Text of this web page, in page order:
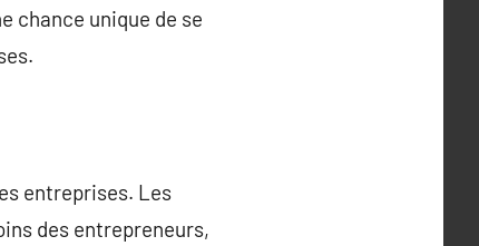
chance unique de se
entreprises. Les
des entrepreneurs,